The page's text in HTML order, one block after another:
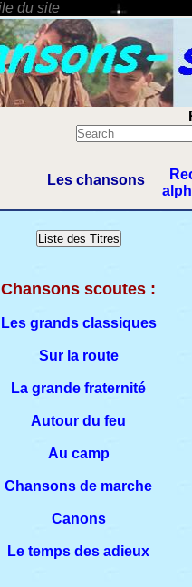
Les chansons
Chansons scoutes :
Les grands classiques
Sur la route
La grande fraternité
Autour du feu
Au camp
Chansons de marche
Canons
Le temps des adieux